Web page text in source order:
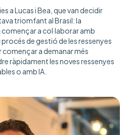
a Lucas i Bea, que van decidir
triomfant al Brasil: la
començar a col·laborar amb
de gestió de les ressenyes
començar a demanar més
ràpidament les noves ressenyes
o amb IA.